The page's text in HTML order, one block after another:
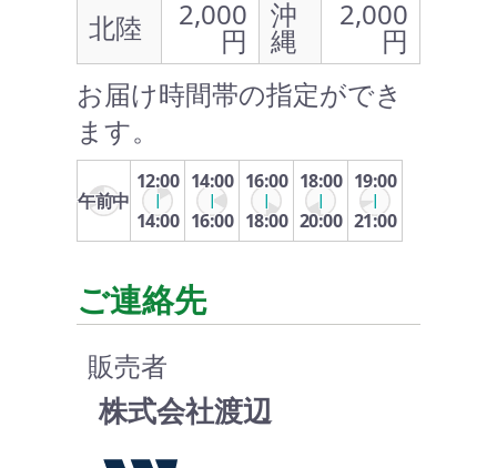
北陸
2,000
円
沖
縄
2,000
円
お届け時間帯の指定ができ
ます。
午前中
12:00
14:00
14:00
16:00
16:00
18:00
18:00
20:00
19:00
21:00
ご連絡先
販売者
株式会社渡辺